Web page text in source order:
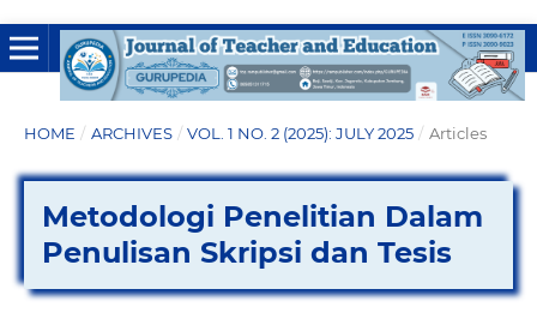
HOME / ARCHIVES / VOL. 1 NO. 2 (2025): JULY 2025 / Articles
Metodologi Penelitian Dalam
Penulisan Skripsi dan Tesis